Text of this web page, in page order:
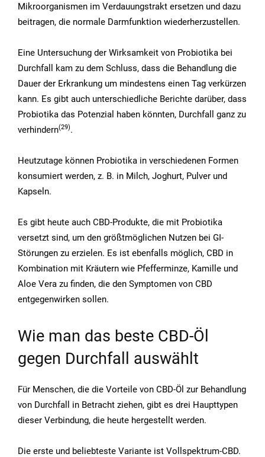
Mikroorganismen im Verdauungstrakt ersetzen und dazu
beitragen, die normale Darmfunktion wiederherzustellen.
Eine Untersuchung der Wirksamkeit von Probiotika bei
Durchfall kam zu dem Schluss, dass die Behandlung die
Dauer der Erkrankung um mindestens einen Tag verkürzen
kann. Es gibt auch unterschiedliche Berichte darüber, dass
Probiotika das Potenzial haben könnten, Durchfall ganz zu
verhindern(29).
Heutzutage können Probiotika in verschiedenen Formen
konsumiert werden, z. B. in Milch, Joghurt, Pulver und
Kapseln.
Es gibt heute auch CBD-Produkte, die mit Probiotika
versetzt sind, um den größtmöglichen Nutzen bei GI-
Störungen zu erzielen. Es ist ebenfalls möglich, CBD in
Kombination mit Kräutern wie Pfefferminze, Kamille und
Aloe Vera zu finden, die den Symptomen von CBD
entgegenwirken sollen.
Wie man das beste CBD-Öl
gegen Durchfall auswählt
Für Menschen, die die Vorteile von CBD-Öl zur Behandlung
von Durchfall in Betracht ziehen, gibt es drei Haupttypen
dieser Verbindung, die heute hergestellt werden.
Die erste und beliebteste Variante ist Vollspektrum-CBD.